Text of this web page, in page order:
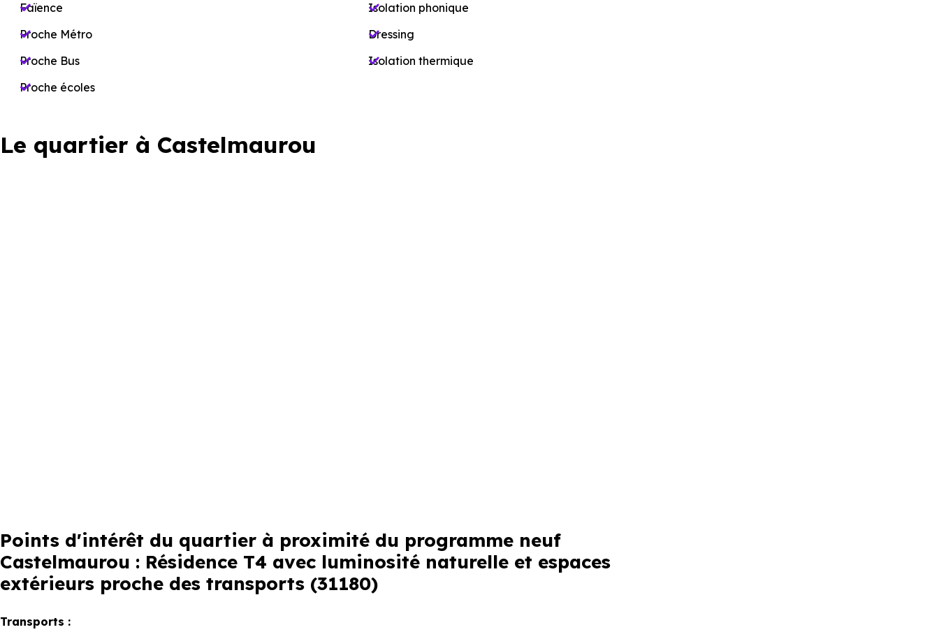
Faïence
Proche Métro
Proche Bus
Proche écoles
Isolation phonique
Dressing
Isolation thermique
Le quartier à Castelmaurou
Points d'intérêt du quartier à proximité du programme neuf
Castelmaurou : Résidence T4 avec luminosité naturelle et espaces
extérieurs proche des transports (31180)
Transports :